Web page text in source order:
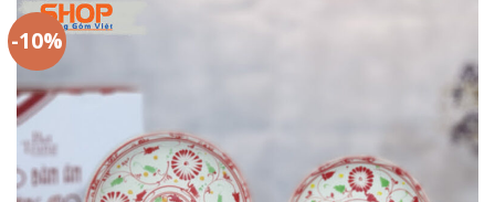
-10%